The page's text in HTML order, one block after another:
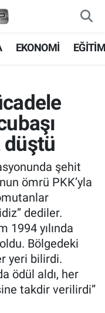
EKONOMİ
düştü
şehit
ömrü PKK’yla
dediler.
1994 yılında
Bölgedeki
yeri bilirdi.
ödül aldı, her
takdir verilirdi”